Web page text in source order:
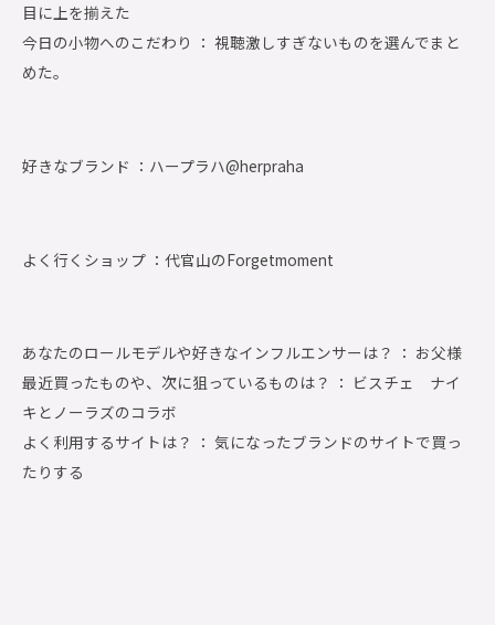
目に上を揃えた
今日の小物へのこだわり ： 視聴激しすぎないものを選んでまと
めた。
好きなブランド ： ハープラハ@herpraha
よく行くショップ ： 代官山のForgetmoment
あなたのロールモデルや好きなインフルエンサーは？ ： お父様
最近買ったものや、次に狙っているものは？ ： ビスチェ ナイ
キとノーラズのコラボ
よく利用するサイトは？ ： 気になったブランドのサイトで買っ
たりする